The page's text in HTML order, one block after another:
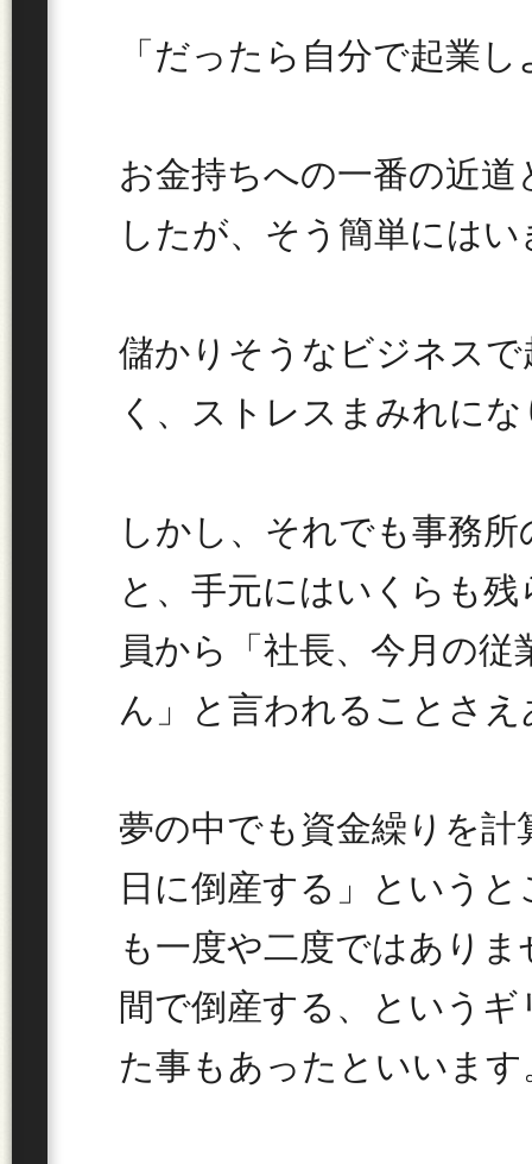
「だったら自分で起業
お金持ちへの一番の近
したが、そう簡単には
儲かりそうなビジネス
く、ストレスまみれに
しかし、それでも事務
と、手元にはいくらも
員から「社長、今月の
ん」と言われることさ
夢の中でも資金繰りを
日に倒産する」という
も一度や二度ではあり
間で倒産する、という
た事もあったといいます